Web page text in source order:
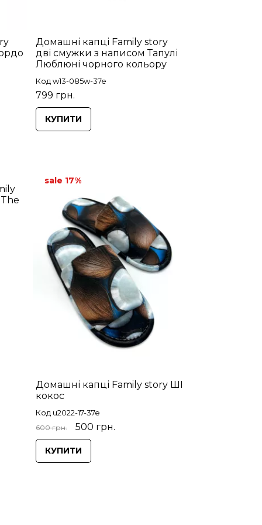
Домашні капці Family story
дві смужки з написом Тапулі
Люблюні чорного кольору
Код w13-085w-37e
799 грн.
КУПИТИ
Домашні капці Family story ШІ
кокос
Код u2022-17-37e
600 грн. 500 грн.
sale 17%
КУПИТИ